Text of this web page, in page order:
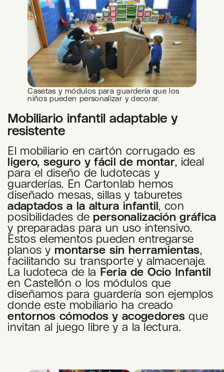
Casetas y módulos para guardería que los
niños pueden personalizar y decorar.
Mobiliario infantil adaptable y
resistente
El mobiliario en cartón corrugado es
ligero, seguro y fácil de montar, ideal
para el diseño de ludotecas y
guarderías. En Cartonlab hemos
diseñado mesas, sillas y taburetes
adaptados a la altura infantil, con
posibilidades de personalización gráfica
y preparadas para un uso intensivo.
Estos elementos pueden entregarse
planos y montarse sin herramientas,
facilitando su transporte y almacenaje.
La ludoteca de la Feria de Ocio Infantil
en Castellón o los módulos que
diseñamos para guardería son ejemplos
donde este mobiliario ha creado
entornos cómodos y acogedoresque
invitan al juego libre y a la lectura.